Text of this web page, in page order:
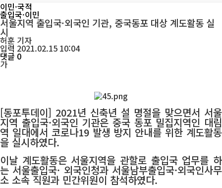
이민·국적
출입국·이민
서울지역 출입국·외국인 기관, 중국동포 대상 계도활동 실
시
허훈 기자
입력 2021.02.15 10:04
댓글 0
가
[동포투데이] 2021년 신축년 설 명절을 맞으면서 서울
지역 출입국·외국인 기관은 중국 동포 밀집지역인 대림
역 일대에서 코로나19 발생 방지 안내를 위한 계도활동
을 실시하였다.
이날 계도활동은 서울지역을 관할로 출입국 업무를 하
는 서울출입국· 외국인청과 서울남부출입국·외국인사무
소 소속 직원과 민간위원이 참석하였다.